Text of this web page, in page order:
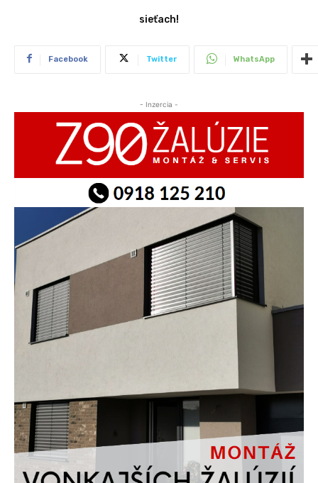
sieťach!
Facebook Twitter WhatsApp
- Inzercia -